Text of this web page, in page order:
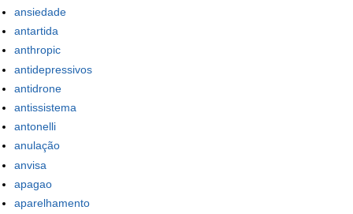
ansiedade
antartida
anthropic
antidepressivos
antidrone
antissistema
antonelli
anulação
anvisa
apagao
aparelhamento